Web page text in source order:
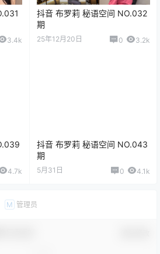
3.4k
抖音 布罗莉 秘语空间 NO.032
期
25年12月20日 0 3.2k
4.7k
抖音 布罗莉 秘语空间 NO.043
期
5月31日 0 4.1k
M 管理员